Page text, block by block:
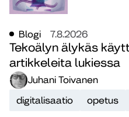
Blogi 7.8.2026
Tekoälyn älykäs
artikkeleita lukiessa
Juhani Toivanen
digitalisaatio
opetus